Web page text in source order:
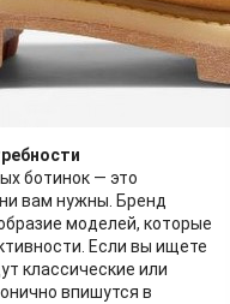
в повседневной
Timberland
ботинок — это
вам нужны. Бренд
моделей, которые
Если вы ищете
классические или
впишутся в